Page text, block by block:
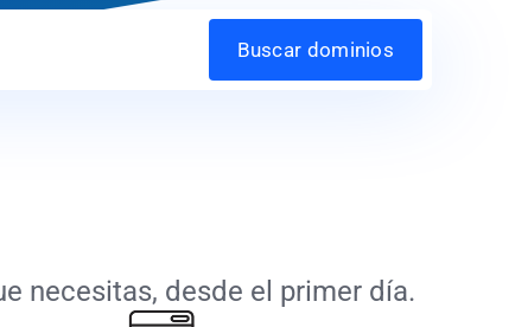
Buscar dominios
necesitas, desde el primer día.